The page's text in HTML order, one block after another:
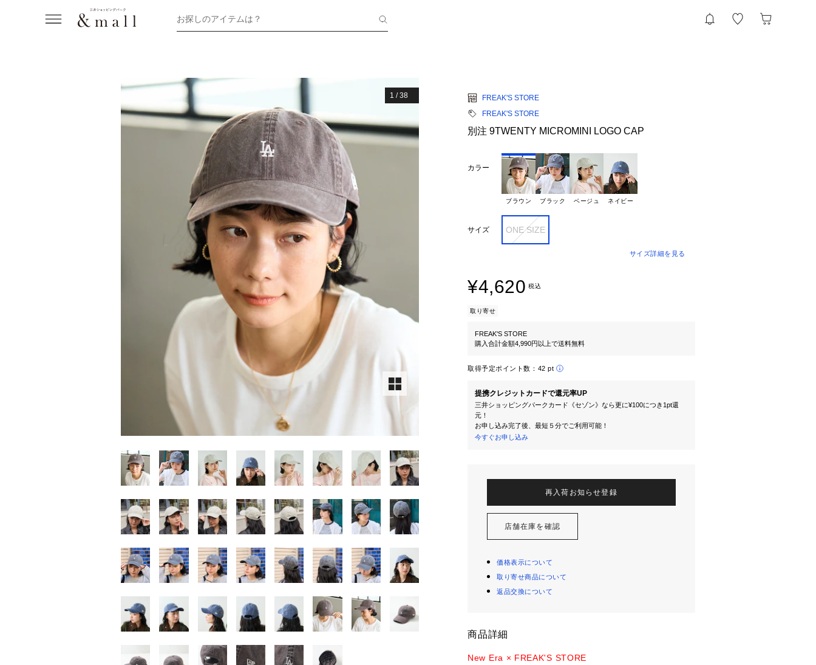
お探しのアイテムは？
1 /38
FREAK'S STORE
FREAK'S STORE
別注 9TWENTY MICROMINI LOGO CAP
カラー
ブラウン ブラック ベージュ ネイビー
サイズ ONE SIZE
サイズ詳細を見る
¥4,620 税込
取り寄せ
FREAK'S STORE
購入合計金額4,990円以上で送料無料
取得予定ポイント数： 42 pt
提携クレジットカードで還元率UP
三井ショッピングパークカード《セゾン》なら更に¥100につき1pt還
元！
お申し込み完了後、最短５分でご利用可能！
今すぐお申し込み
再入荷お知らせ登録
店舗在庫を確認
価格表示について
取り寄せ商品について
返品交換について
商品詳細
New Era × FREAK'S STORE